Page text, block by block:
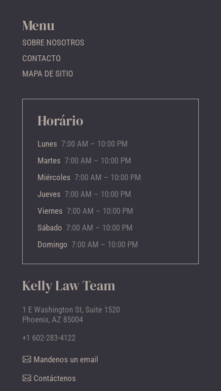
Menu
SOBRE NOSOTROS
CONTACTO
MAPA DE SITIO
Horário
Lunes 7:00 AM – 10:00 PM
Martes 7:00 AM – 10:00 PM
Miércoles 7:00 AM – 10:00 PM
Jueves 7:00 AM – 10:00 PM
Viernes 7:00 AM – 10:00 PM
Sábado 7:00 AM – 10:00 PM
Domingo 7:00 AM – 10:00 PM
Kelly Law Team
1 E Washington St, Suite 1520
Phoenix, AZ 85004
+1 602-283-4122
Mandenos un email
Contáctenos